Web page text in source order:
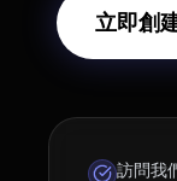
立即創
訪問我